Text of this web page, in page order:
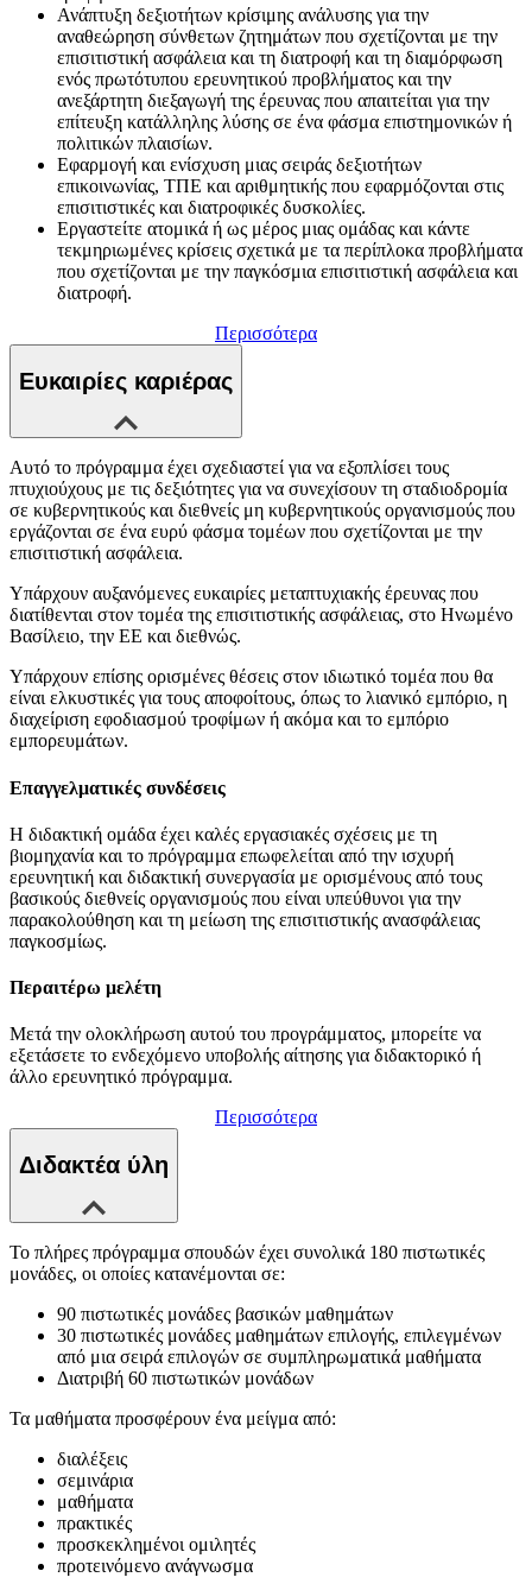
Ανάπτυξη δεξιοτήτων κρίσιμης ανάλυσης για την
αναθεώρηση σύνθετων ζητημάτων που σχετίζονται με την
επισιτιστική ασφάλεια και τη διατροφή και τη διαμόρφωση
ενός πρωτότυπου ερευνητικού προβλήματος και την
ανεξάρτητη διεξαγωγή της έρευνας που απαιτείται για την
επίτευξη κατάλληλης λύσης σε ένα φάσμα επιστημονικών ή
πολιτικών πλαισίων.
Εφαρμογή και ενίσχυση μιας σειράς δεξιοτήτων
επικοινωνίας, ΤΠΕ και αριθμητικής που εφαρμόζονται στις
επισιτιστικές και διατροφικές δυσκολίες.
Εργαστείτε ατομικά ή ως μέρος μιας ομάδας και κάντε
τεκμηριωμένες κρίσεις σχετικά με τα περίπλοκα προβλήματα
που σχετίζονται με την παγκόσμια επισιτιστική ασφάλεια και
διατροφή.
Περισσότερα
Ευκαιρίες καριέρας
Αυτό το πρόγραμμα έχει σχεδιαστεί για να εξοπλίσει τους
πτυχιούχους με τις δεξιότητες για να συνεχίσουν τη σταδιοδρομία
σε κυβερνητικούς και διεθνείς μη κυβερνητικούς οργανισμούς που
εργάζονται σε ένα ευρύ φάσμα τομέων που σχετίζονται με την
επισιτιστική ασφάλεια.
Υπάρχουν αυξανόμενες ευκαιρίες μεταπτυχιακής έρευνας που
διατίθενται στον τομέα της επισιτιστικής ασφάλειας, στο Ηνωμένο
Βασίλειο, την ΕΕ και διεθνώς.
Υπάρχουν επίσης ορισμένες θέσεις στον ιδιωτικό τομέα που θα
είναι ελκυστικές για τους αποφοίτους, όπως το λιανικό εμπόριο, η
διαχείριση εφοδιασμού τροφίμων ή ακόμα και το εμπόριο
εμπορευμάτων.
Επαγγελματικές συνδέσεις
Η διδακτική ομάδα έχει καλές εργασιακές σχέσεις με τη
βιομηχανία και το πρόγραμμα επωφελείται από την ισχυρή
ερευνητική και διδακτική συνεργασία με ορισμένους από τους
βασικούς διεθνείς οργανισμούς που είναι υπεύθυνοι για την
παρακολούθηση και τη μείωση της επισιτιστικής ανασφάλειας
παγκοσμίως.
Περαιτέρω μελέτη
Μετά την ολοκλήρωση αυτού του προγράμματος, μπορείτε να
εξετάσετε το ενδεχόμενο υποβολής αίτησης για διδακτορικό ή
άλλο ερευνητικό πρόγραμμα.
Περισσότερα
Διδακτέα ύλη
Το πλήρες πρόγραμμα σπουδών έχει συνολικά 180 πιστωτικές
μονάδες, οι οποίες κατανέμονται σε:
90 πιστωτικές μονάδες βασικών μαθημάτων
30 πιστωτικές μονάδες μαθημάτων επιλογής, επιλεγμένων
από μια σειρά επιλογών σε συμπληρωματικά μαθήματα
Διατριβή 60 πιστωτικών μονάδων
Τα μαθήματα προσφέρουν ένα μείγμα από:
διαλέξεις
σεμινάρια
μαθήματα
πρακτικές
προσκεκλημένοι ομιλητές
προτεινόμενο ανάγνωσμα